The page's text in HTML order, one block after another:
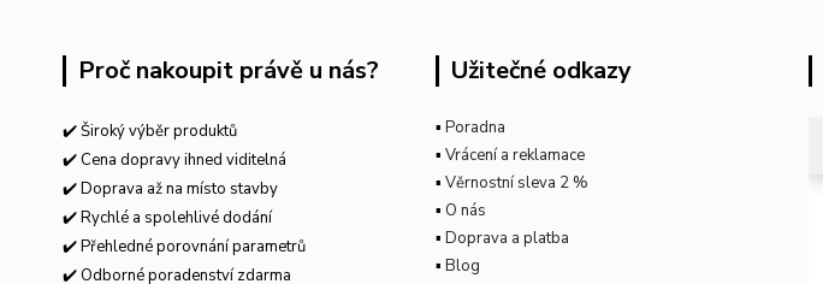
Proč nakoupit právě u nás?
✔️ Široký výběr produktů
✔️ Cena dopravy ihned viditelná
✔️ Doprava až na místo stavby
✔️ Rychlé a spolehlivé dodání
✔️ Přehledné porovnání parametrů
✔️ Odborné poradenství zdarma
Užitečné odkazy
▪ Poradna
▪ Vrácení a reklamace
▪ Věrnostní sleva 2 %
▪ O nás
▪ Doprava a platba
▪ Blog